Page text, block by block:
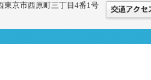
京市西原町三丁目4番1号